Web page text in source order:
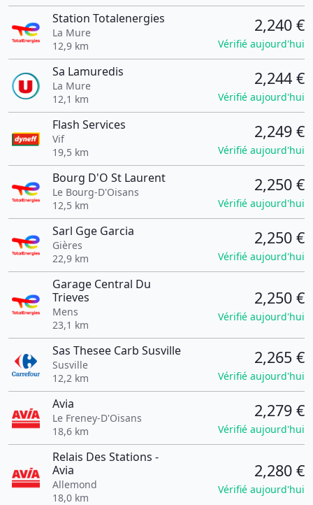
Station Totalenergies
La Mure
12,9 km
2,240 €
Vérifié aujourd'hui
Sa Lamuredis
La Mure
12,1 km
2,244 €
Vérifié aujourd'hui
Flash Services
Vif
19,5 km
2,249 €
Vérifié aujourd'hui
Bourg D'O St Laurent
Le Bourg-D'Oisans
12,5 km
2,250 €
Vérifié aujourd'hui
Sarl Gge Garcia
Gières
22,9 km
2,250 €
Vérifié aujourd'hui
Garage Central Du
Trieves
Mens
23,1 km
2,250 €
Vérifié aujourd'hui
Sas Thesee Carb Susville
Susville
12,2 km
2,265 €
Vérifié aujourd'hui
Avia
Le Freney-D'Oisans
18,6 km
2,279 €
Vérifié aujourd'hui
Relais Des Stations -
Avia
Allemond
18,0 km
2,280 €
Vérifié aujourd'hui